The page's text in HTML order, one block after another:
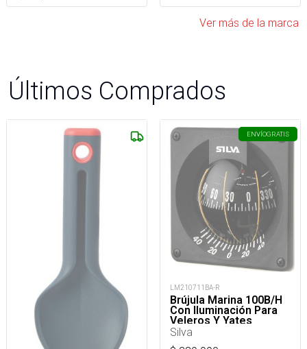
Ver más de la marca
Últimos Comprados
ENVÍOGRATIS
LM210711BA-R
Brújula Marina 100B/H
Con Iluminación Para
Veleros Y Yates
Silva